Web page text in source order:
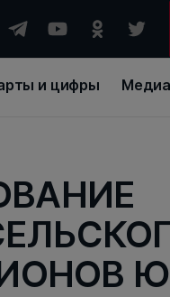
и цифры Медиа